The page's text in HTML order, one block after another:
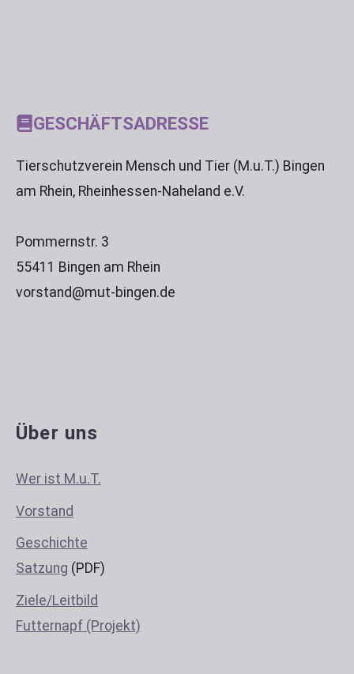
GESCHÄFTSADRESSE
Tierschutzverein Mensch und Tier (M.u.T.) Bingen
am Rhein, Rheinhessen-Naheland e.V.
Pommernstr. 3
55411 Bingen am Rhein
vorstand@mut-bingen.de
Über uns
Wer ist M.u.T.
Vorstand
Geschichte
Satzung (PDF)
Ziele/Leitbild
Futternapf (Projekt)